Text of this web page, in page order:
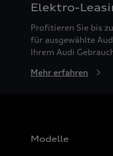
Elektro-
Profitieren Sie bis
für ausgewählte
Ihrem Audi
Mehr erfahren
Modelle